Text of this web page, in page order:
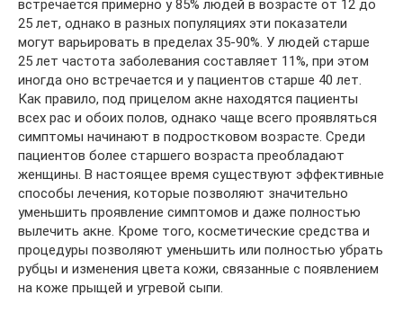
встречается примерно у 85% людей в возрасте от 12 до
25 лет, однако в разных популяциях эти показатели
могут варьировать в пределах 35-90%. У людей старше
25 лет частота заболевания составляет 11%, при этом
иногда оно встречается и у пациентов старше 40 лет.
Как правило, под прицелом акне находятся пациенты
всех рас и обоих полов, однако чаще всего проявляться
симптомы начинают в подростковом возрасте. Среди
пациентов более старшего возраста преобладают
женщины. В настоящее время существуют эффективные
способы лечения, которые позволяют значительно
уменьшить проявление симптомов и даже полностью
вылечить акне. Кроме того, косметические средства и
процедуры позволяют уменьшить или полностью убрать
рубцы и изменения цвета кожи, связанные с появлением
на коже прыщей и угревой сыпи.